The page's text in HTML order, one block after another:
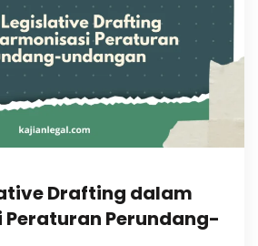
Drafting dalam
Peraturan Perundang-